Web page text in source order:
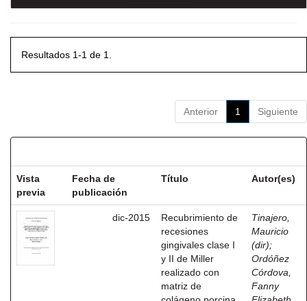
Resultados 1-1 de 1.
Anterior 1 Siguiente
Vista
previa
Fecha de
publicación
Título Autor(es)
dic-2015
Recubrimiento de
recesiones
gingivales clase I
y II de Miller
realizado con
matriz de
Tinajero,
Mauricio
(dir);
Ordóñez
Córdova,
Fanny